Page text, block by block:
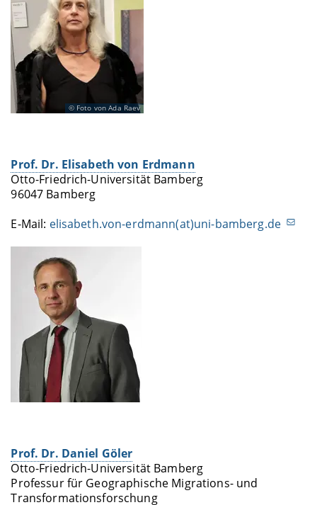
Foto von Ada Raev
Prof. Dr. Elisabeth von Erdmann
Otto-Friedrich-Universität Bamberg
96047 Bamberg
E-Mail: elisabeth.von-erdmann(at)uni-bamberg.de
Prof. Dr. Daniel Göler
Otto-Friedrich-Universität Bamberg
Professur für Geographische Migrations- und
Transformationsforschung